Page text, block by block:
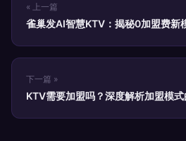
« 上一篇
雀巢发AI智慧KTV：揭秘0加盟费新
下一篇 »
KTV需要加盟吗？深度解析加盟模